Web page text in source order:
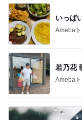
いっぱ
Ameba
若乃花
Ameba